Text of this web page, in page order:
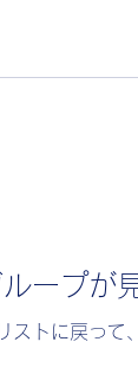
ループが
ストに戻って